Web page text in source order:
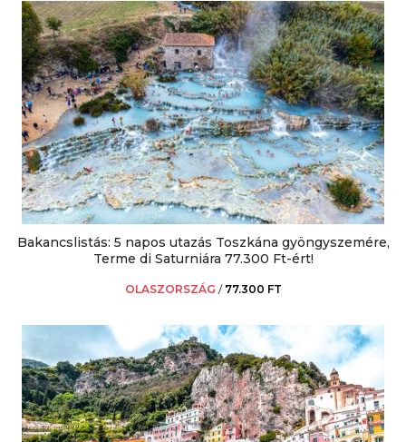
Bakancslistás: 5 napos utazás Toszkána gyöngyszemére,
Terme di Saturniára 77.300 Ft-ért!
OLASZORSZÁG / 77.300 FT